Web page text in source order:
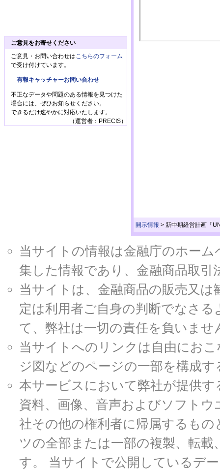
開示情報 > 新中期経営計画「
ご意見をお寄せください
ご意見・お問い合わせは こちらのフォーム
で受け付けています。
有報キャッチャーお問い合わせ
不正なデータや問題のある情報を見つけた
場合には、ぜひお知らせください。
できるだけ速やかに対応いたします。
（運営者：PRECIS）
当サイトの情報は金融庁のホー
集した情報であり、金融商品取
当サイトは、金融商品の販売又
定は利用者ご自身の判断でなさ
て、弊社は一切の責任を負いませ
当サイトへのリンクは自由にお
ジ図などのページの一部を構成
本サービスにおいて弊社が提供
資料、画像、音声およびソフト
社その他の権利者に帰属するも
ツの全部または一部の複製、転
す。 当サイトで公開しているデ